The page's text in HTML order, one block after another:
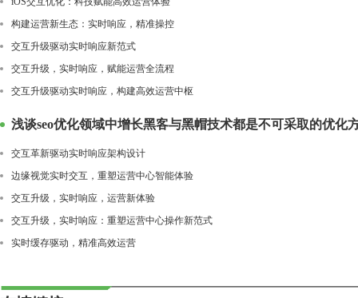
构建运营新生态：实时响应，精准操控
交互升级驱动实时响应新范式
交互升级，实时响应，赋能运营全流程
交互升级驱动实时响应，构建高效运营中枢
浅谈seo优化领域中增长黑客与黑帽技术都是不可采取的优化
交互革新驱动实时响应架构设计
边缘视觉实时交互，重塑运营中心智能体验
交互升级，实时响应，运营新体验
交互升级，实时响应：重塑运营中心操作新范式
实时缓存驱动，精准高效运营